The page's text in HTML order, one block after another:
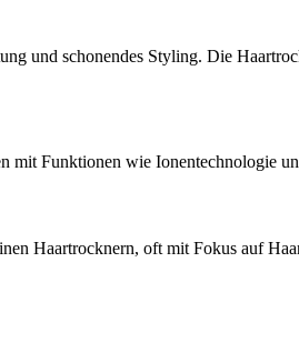
und schonendes Styling. Die
Funktionen wie Ionentechnologie
Haartrocknern, oft mit Fokus auf